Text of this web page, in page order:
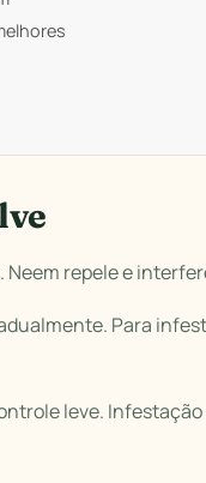
repele e
Para
leve.